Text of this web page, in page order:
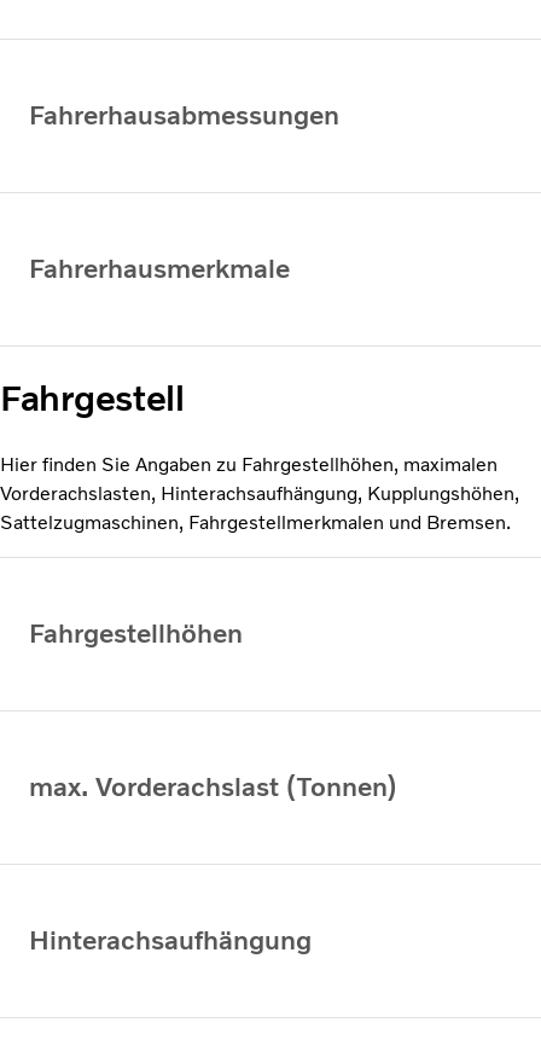
Fahrerhausabmessungen
Fahrerhausmerkmale
Fahrgestell
Hier finden Sie Angaben zu Fahrgestellhöhen, maximalen
Vorderachslasten, Hinterachsaufhängung, Kupplungshöhen,
Sattelzugmaschinen, Fahrgestellmerkmalen und Bremsen.
Fahrgestellhöhen
max. Vorderachslast (Tonnen)
Hinterachsaufhängung